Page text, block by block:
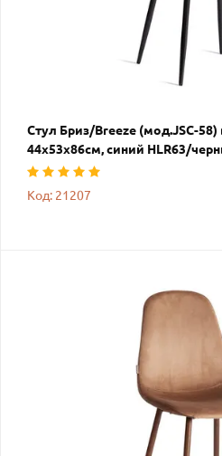
Стул Бриз/Breeze (мод.JSC-
44х53х86см, синий HLR63/
Код: 21207